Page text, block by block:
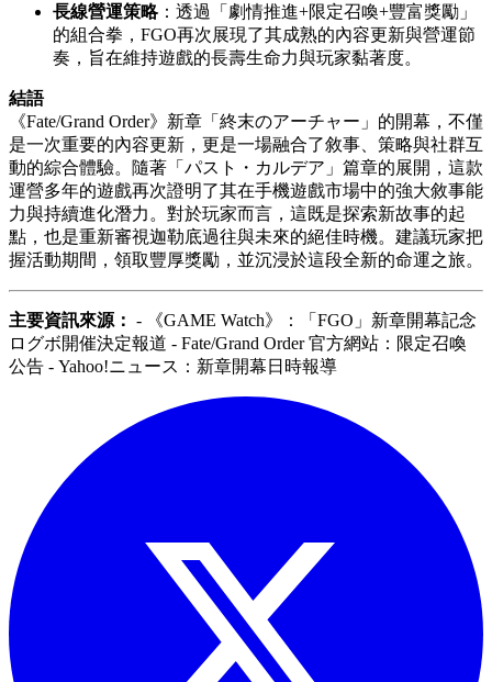
長線營運策略：透過「劇情推進+限定召喚+豐富獎勵」
的組合拳，FGO再次展現了其成熟的內容更新與營運節
奏，旨在維持遊戲的長壽生命力與玩家黏著度。
結語
《Fate/Grand Order》新章「終末のアーチャー」的開幕，不僅
是一次重要的內容更新，更是一場融合了敘事、策略與社群互
動的綜合體驗。隨著「パスト・カルデア」篇章的展開，這款
運營多年的遊戲再次證明了其在手機遊戲市場中的強大敘事能
力與持續進化潛力。對於玩家而言，這既是探索新故事的起
點，也是重新審視迦勒底過往與未來的絕佳時機。建議玩家把
握活動期間，領取豐厚獎勵，並沉浸於這段全新的命運之旅。
主要資訊來源： - 《GAME Watch》：「FGO」新章開幕記念
ログボ開催決定報道 - Fate/Grand Order 官方網站：限定召喚
公告 - Yahoo!ニュース：新章開幕日時報導